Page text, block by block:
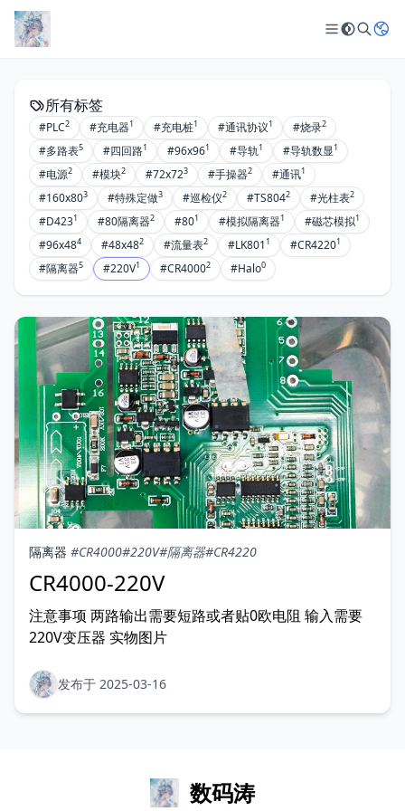
所有标签
#PLC2 #充电器1 #充电桩1 #通讯协议1 #烧录2
#多路表5 #四回路1 #96x961 #导轨1 #导轨数显1
#电源2 #模块2 #72x723 #手操器2 #通讯1
#160x803 #特殊定做3 #巡检仪2 #TS8042 #光柱表2
#D4231 #80隔离器2 #801 #模拟隔离器1 #磁芯模拟1
#96x484 #48x482 #流量表2 #LK801 1 #CR42201
#隔离器5 #220V1 #CR40002 #Halo0
隔离器 #CR4000#220V#隔离器#CR4220
CR4000-220V
注意事项 两路输出需要短路或者贴0欧电阻 输入需要
220V变压器 实物图片
发布于 2025-03-16
数码涛